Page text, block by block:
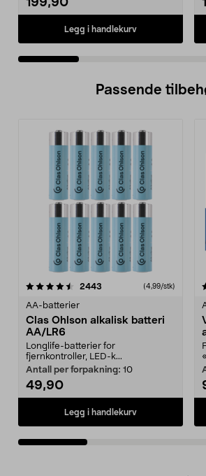
199,90
Legg i handlekurv
Passende
2443 anmeldelser(4,99/stk)
AA-batterier
Clas Ohlson alkalisk batteri
AA/LR6
Longlife-batterier for
fjernkontroller, LED-k...
Antall per forpakning: 10
49,90
Legg i handlekurv
4.5av 5 stjerner